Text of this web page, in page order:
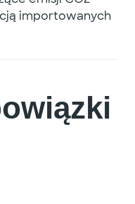
importowanych